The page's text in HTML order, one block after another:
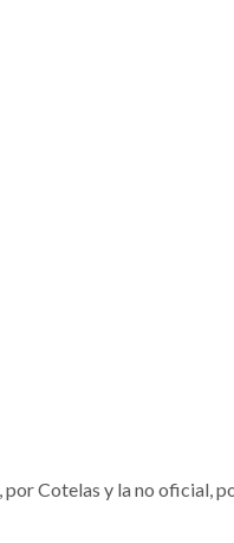
Cotelas y la no oficial,